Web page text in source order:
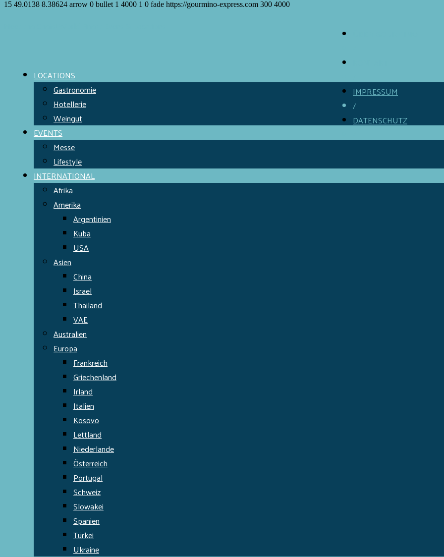
15 49.0138 8.38624 arrow 0 bullet 1 4000 1 0 fade https://gourmino-express.com 300 4000
IMPRESSUM
/
DATENSCHUTZ
LOCATIONS
Gastronomie
Hotellerie
Weingut
EVENTS
Messe
Lifestyle
INTERNATIONAL
Afrika
Amerika
Argentinien
Kuba
USA
Asien
China
Israel
Thailand
VAE
Australien
Europa
Frankreich
Griechenland
Irland
Italien
Kosovo
Lettland
Niederlande
Österreich
Portugal
Schweiz
Slowakei
Spanien
Türkei
Ukraine